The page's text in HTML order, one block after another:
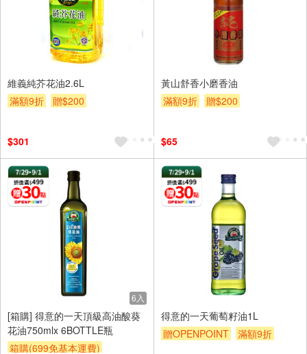
維義純芥花油2.6L
滿額9折
贈$200
$301
黃山舒香小磨香油
滿額9折
贈$200
$65
6入
[箱購] 得意的一天頂級高油酸葵
花油750mlx 6BOTTLE瓶
箱購(699免基本運費)
得意的一天葡萄籽油1L
贈OPENPOINT
滿額9折